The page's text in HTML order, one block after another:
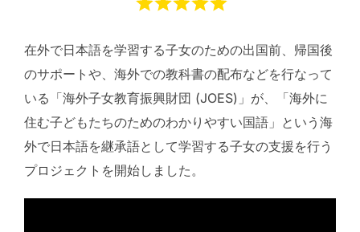
在外で日本語を学習する子女のための出国前、帰国後
のサポートや、海外での教科書の配布などを行なって
いる「海外子女教育振興財団 (JOES)」が、「海外に
住む子どもたちのためのわかりやすい国語」という海
外で日本語を継承語として学習する子女の支援を行う
プロジェクトを開始しました。